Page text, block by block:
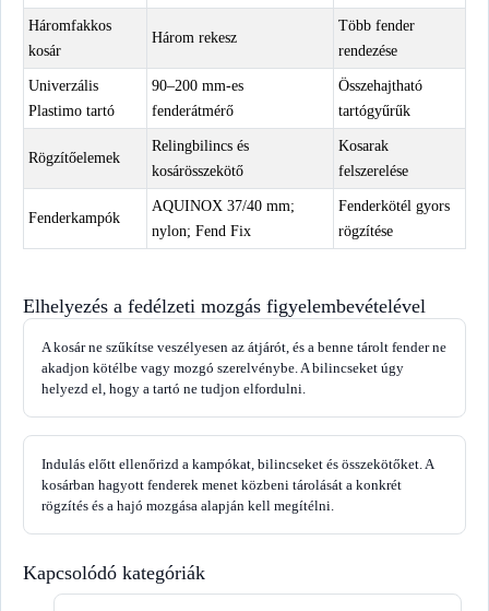
Háromfakkos
kosár
Három rekesz
Több fender
rendezése
Univerzális
Plastimo tartó
90–200 mm-es
fenderátmérő
Összehajtható
tartógyűrűk
Rögzítőelemek
Relingbilincs és
kosárösszekötő
Kosarak
felszerelése
Fenderkampók
AQUINOX 37/40 mm;
nylon; Fend Fix
Fenderkötél gyors
rögzítése
Elhelyezés a fedélzeti mozgás figyelembevételével
A kosár ne szűkítse veszélyesen az átjárót, és a benne tárolt fender ne
akadjon kötélbe vagy mozgó szerelvénybe. A bilincseket úgy
helyezd el, hogy a tartó ne tudjon elfordulni.
Indulás előtt ellenőrizd a kampókat, bilincseket és összekötőket. A
kosárban hagyott fenderek menet közbeni tárolását a konkrét
rögzítés és a hajó mozgása alapján kell megítélni.
Kapcsolódó kategóriák